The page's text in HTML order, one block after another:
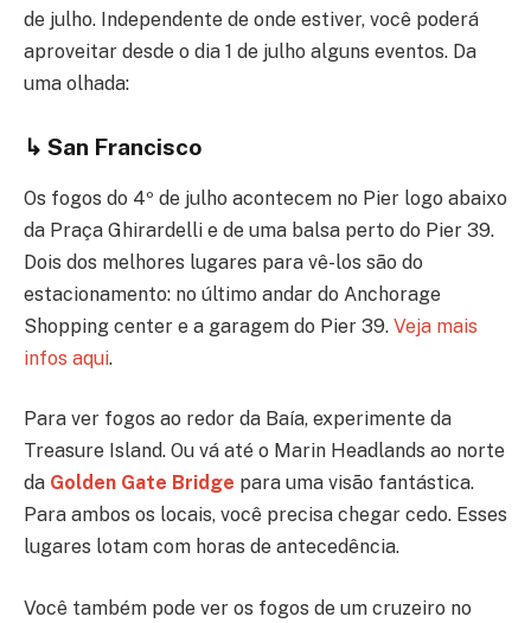
de julho. Independente de onde estiver, você poderá
aproveitar desde o dia 1 de julho alguns eventos. Da
uma olhada:
↳ San Francisco
Os fogos do 4º de julho acontecem no Pier logo abaixo
da Praça Ghirardelli e de uma balsa perto do Pier 39.
Dois dos melhores lugares para vê-los são do
estacionamento: no último andar do Anchorage
Shopping center e a garagem do Pier 39. Veja mais
infos aqui.
Para ver fogos ao redor da Baía, experimente da
Treasure Island. Ou vá até o Marin Headlands ao norte
da Golden Gate Bridge para uma visão fantástica.
Para ambos os locais, você precisa chegar cedo. Esses
lugares lotam com horas de antecedência.
Você também pode ver os fogos de um cruzeiro no